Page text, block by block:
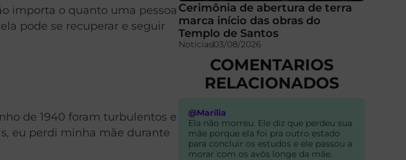
importa o quanto uma pessoa
pode se recuperar e seguir
de 1940 foram turbulentos e
eu perdi minha mãe durante
Cerimônia de abertura de terra
marca início das obras do
Templo de Santos
Notícias03/08/2026
COMENTARIOS
RELACIONADOS
@Marília
Ela não morreu. Ele diz que perdeu sua
mãe porque ela foi pra outro estado
para concluir os estudos e ele passou a
morar com os avós longe da mãe.